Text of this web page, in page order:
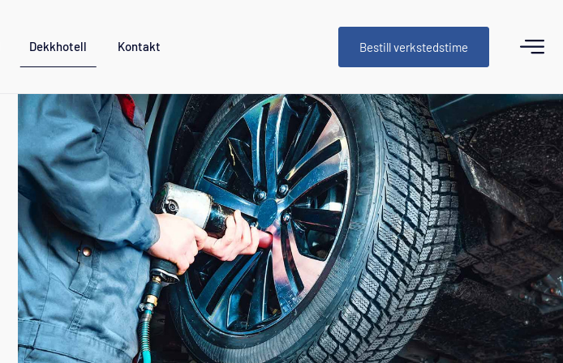
Dekkhotell Kontakt Bestill verkstedstime